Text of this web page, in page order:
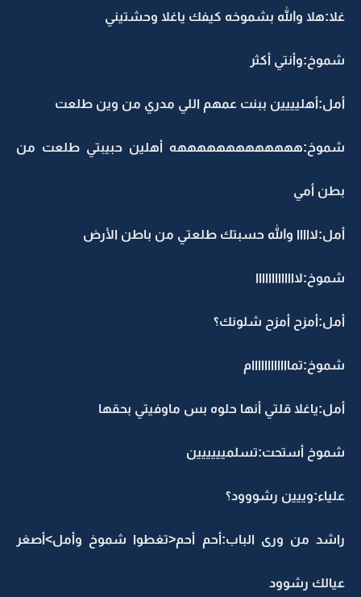
غلا:هلا والله بشموخه كيفك ياغلا وحشتيني
شموخ:وأنتي أكثر
أمل:أهليييين ببنت عمهم اللي مدري من وين طلعت
شموخ:هههههههههههههه أهلين حبيبتي طلعت من
بطن أمي
أمل:لااااا والله حسبتك طلعتي من باطن الأرض
شموخ:لااااااااااااا
أمل:أمزح أمزح شلونك؟
شموخ:تماااااااااااام
أمل:ياغلا قلتي أنها حلوه بس ماوفيتي بحقها
شموخ أستحت:تسلميييييين
علياء:وييين رشووود؟
راشد من ورى الباب:أحم أحم<تغطوا شموخ وأمل>أصغر
عيالك رشوود